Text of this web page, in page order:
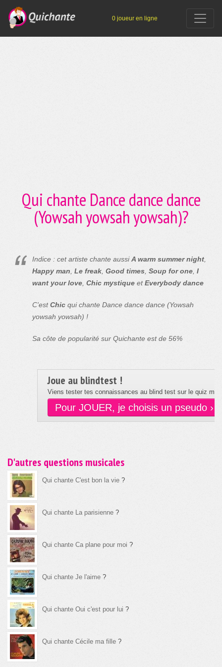
0 joueur en ligne
Qui chante Dance dance dance
(Yowsah yowsah yowsah)?
Indice : cet artiste chante aussiA warm summer night
Happy man Le freak Good times Soup for one I
want your love Chic mystique etEverybody dance
C'estChic qui chante Dance dance dance (Yowsah
yowsah yowsah) !
Sa côte de popularité sur Quichante est de 56%
Joue au blindtest !
Viens tester tes connaissances au blind test sur le quiz
Pour JOUER, je choisis un pseudo ›
D'autres questions musicales
Qui chante C'est bon la vie ?
Qui chante La parisienne ?
Qui chante Ca plane pour moi ?
Qui chante Je l'aime ?
Qui chante Oui c'est pour lui ?
Qui chante Cécile ma fille ?